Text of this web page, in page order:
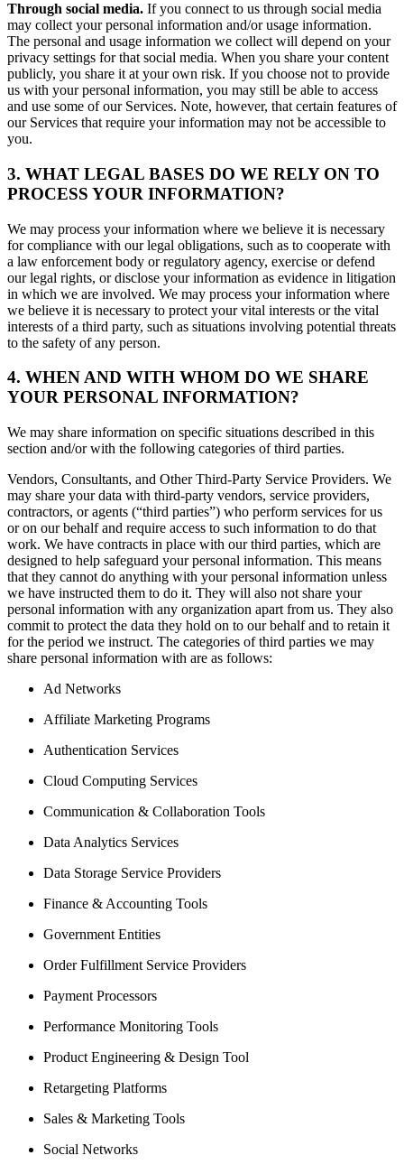
Through social media. If you connect to us through social media
may collect your personal information and/or usage information.
The personal and usage information we collect will depend on your
privacy settings for that social media. When you share your content
publicly, you share it at your own risk. If you choose not to provide
us with your personal information, you may still be able to access
and use some of our Services. Note, however, that certain features of
our Services that require your information may not be accessible to
you.
3. WHAT LEGAL BASES DO WE RELY ON TO
PROCESS YOUR INFORMATION?
We may process your information where we believe it is necessary
for compliance with our legal obligations, such as to cooperate with
a law enforcement body or regulatory agency, exercise or defend
our legal rights, or disclose your information as evidence in litigation
in which we are involved. We may process your information where
we believe it is necessary to protect your vital interests or the vital
interests of a third party, such as situations involving potential threats
to the safety of any person.
4. WHEN AND WITH WHOM DO WE SHARE
YOUR PERSONAL INFORMATION?
We may share information on specific situations described in this
section and/or with the following categories of third parties.
Vendors, Consultants, and Other Third-Party Service Providers. We
may share your data with third-party vendors, service providers,
contractors, or agents (“third parties”) who perform services for us
or on our behalf and require access to such information to do that
work. We have contracts in place with our third parties, which are
designed to help safeguard your personal information. This means
that they cannot do anything with your personal information unless
we have instructed them to do it. They will also not share your
personal information with any organization apart from us. They also
commit to protect the data they hold on to our behalf and to retain it
for the period we instruct. The categories of third parties we may
share personal information with are as follows:
Ad Networks
Affiliate Marketing Programs
Authentication Services
Cloud Computing Services
Communication & Collaboration Tools
Data Analytics Services
Data Storage Service Providers
Finance & Accounting Tools
Government Entities
Order Fulfillment Service Providers
Payment Processors
Performance Monitoring Tools
Product Engineering & Design Tool
Retargeting Platforms
Sales & Marketing Tools
Social Networks